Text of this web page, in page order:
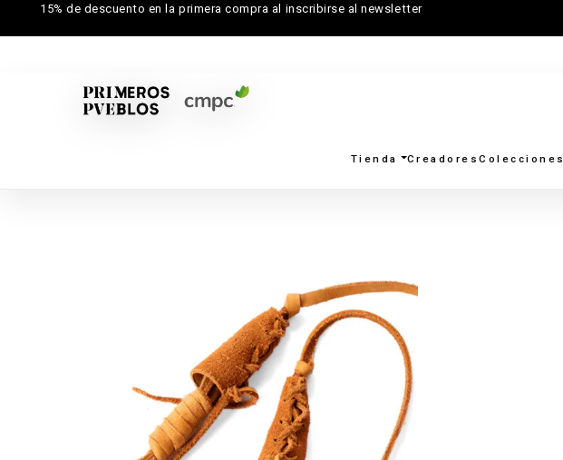
15% de descuento en la primera compra al inscribirse al newsletter
Tienda CreadoresColecciones